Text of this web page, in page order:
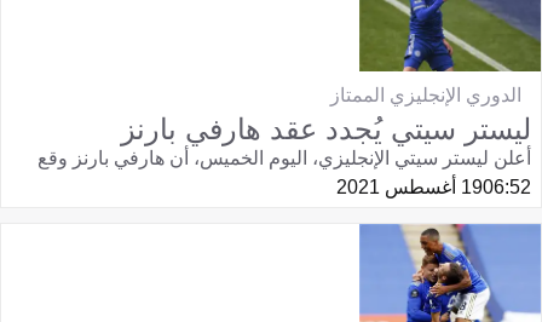
الدوري الإنجليزي الممتاز
ليستر سيتي يُجدد عقد هارفي بارنز
أعلن ليستر سيتي الإنجليزي، اليوم الخميس، أن هارفي بارنز وقع
06:5219 أغسطس 2021